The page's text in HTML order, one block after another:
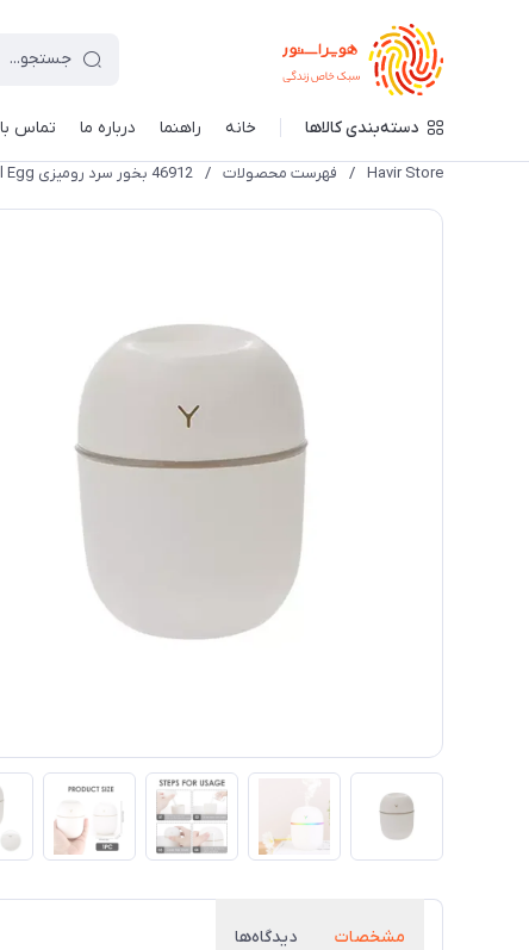
دسته‌بندی کالاها خانه راهنما درباره ما تماس
Havir Store
/ فهرست محصولات / 46912 بخور سرد رومیزی Humidifier Colorful Egg
مشخصات دیدگاه‌ها